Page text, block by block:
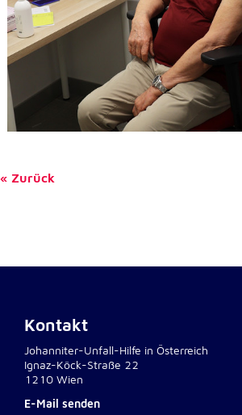
Zurück
Kontakt
Johanniter-Unfall-Hilfe in Österreich
Ignaz-Köck-Straße 22
1210 Wien
E-Mail senden
Cookie Laufzeit:
24 Stunden - 2 Jahre
Google Tag Manager
Anbieter:
Google LLC
Externe Dienste
Google LLC
Zweck:
Einbinden und Anzeigen von Videos